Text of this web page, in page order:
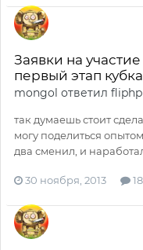
Заявки на
первый этап кубка
mongol ответил fliphp
так думаешь стоит
могу поделиться
два сменил, и
30 ноября, 2013